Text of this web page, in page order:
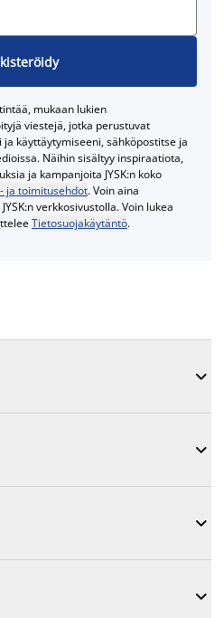
mukaan lukien
viestejä, jotka perustuvat
käyttäytymiseeni, sähköpostitse ja
Näihin sisältyy inspiraatiota,
ja kampanjoita JYSK:n koko
ja toimitusehdot. Voin aina
verkkosivustolla. Voin lukea
Tietosuojakäytäntö.



